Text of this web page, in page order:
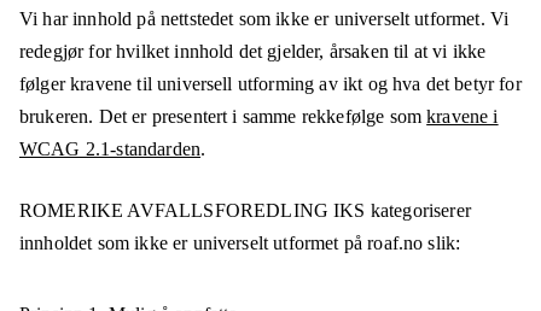
Vi har innhold på nettstedet som ikke er universelt utformet. Vi
redegjør for hvilket innhold det gjelder, årsaken til at vi ikke
følger kravene til universell utforming av ikt og hva det betyr for
brukeren. Det er presentert i samme rekkefølge somkravene i
WCAG 2.1-standarden.
ROMERIKE AVFALLSFOREDLING IKS kategoriserer
innholdet som ikke er universelt utformet påroaf.no slik: